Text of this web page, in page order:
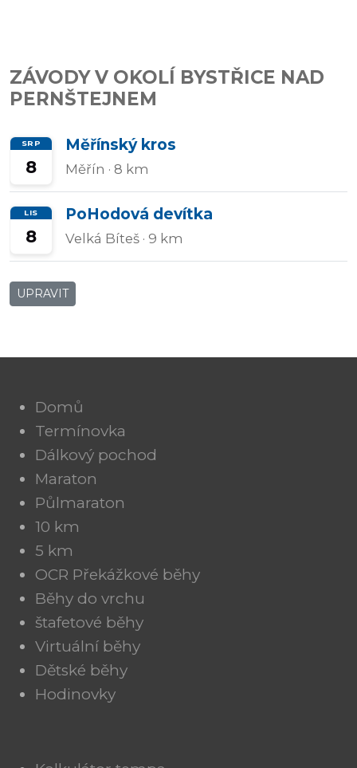
závody
ZÁVODY V OKOLÍ BYSTŘICE NAD
PERNŠTEJNEM
SRP
8
Měřínský kros
Měřín · 8 km
LIS
8
PoHodová devítka
Velká Bíteš · 9 km
UPRAVIT
Domů
Termínovka
Dálkový pochod
Maraton
Půlmaraton
10 km
5 km
OCR Překážkové běhy
Běhy do vrchu
štafetové běhy
Virtuální běhy
Dětské běhy
Hodinovky